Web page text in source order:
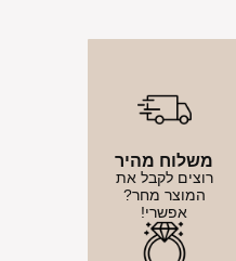
משלוח מהיר
רוצים לקבל את
המוצר מחר?
אפשרי!